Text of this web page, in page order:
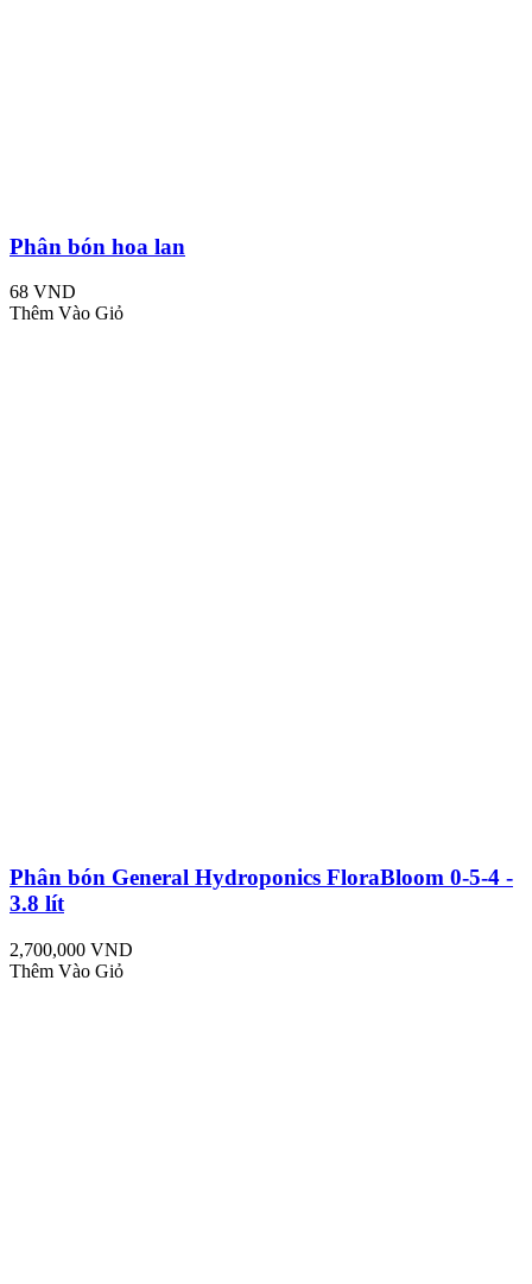
Phân bón hoa lan
68 VND
Thêm Vào Giỏ
Phân bón General Hydroponics FloraBloom 0-5-4 -
3.8 lít
2,700,000 VND
Thêm Vào Giỏ